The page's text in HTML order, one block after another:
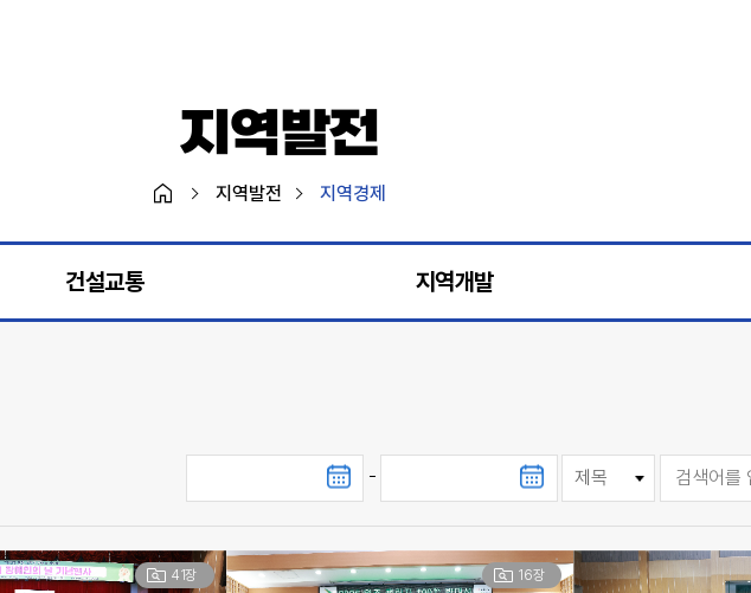
지역발전
지역발전 지역경제
건설교통 지역개발
물
검
색
-
41장 16장